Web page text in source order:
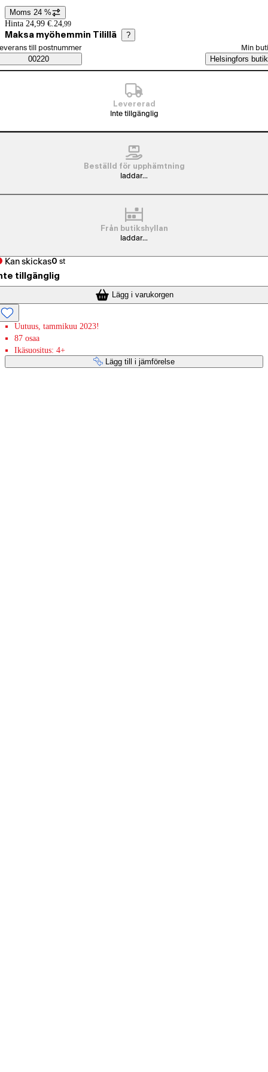
Prisinformation
Moms 24 %
Hinta 24,99 €. 24,99
Maksa myöhemmin Tilillä ?
Saatavuustiedot
beställningssätt
till postnummer
00220
Min
Helsingfors butik
Levererad
Inte tillgänglig
Beställd för upphämtning
laddar...
Från butikshyllan
laddar...
Kan skickas0 st
tillgänglig
Lägg i varukorgen
Uutuus, tammikuu 2023!
87 osaa
Ikäsuositus: 4+
Lägg till i jämförelse